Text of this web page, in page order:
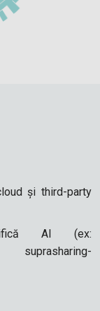
și third-party
AI (ex: